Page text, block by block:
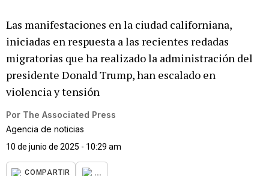
Las manifestaciones en la ciudad californiana,
iniciadas en respuesta a las recientes redadas
migratorias que ha realizado la administración del
presidente Donald Trump, han escalado en
violencia y tensión
Por The Associated Press
Agencia de noticias
10 de junio de 2025 - 10:29 am
COMPARTIR ...